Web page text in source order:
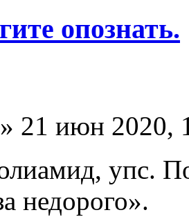
опознать.
» 21 июн 2020,
упс.
недорого».